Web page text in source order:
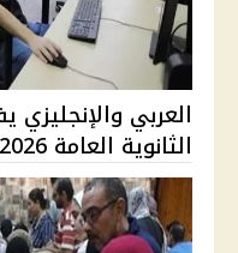
العربي
الثانوية العامة 2026 وتأثيرهما ع...